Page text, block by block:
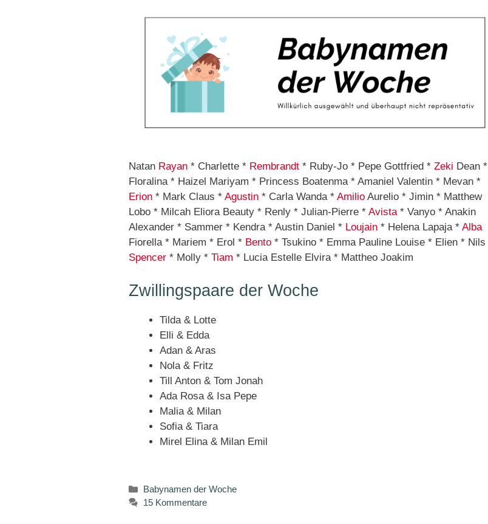
Natan Rayan * Charlette * Rembrandt * Ruby-Jo * Pepe Gottfried * Zeki Dean *
Floralina * Haizel Mariyam * Princess Boatenma * Amaniel Valentin * Mevan *
Erion * Mark Claus * Agustin * Carla Wanda * Amilio Aurelio * Jimin * Matthew
Lobo * Milcah Eliora Beauty * Renly * Julian-Pierre * Avista* Vanyo * Anakin
Alexander * Sammer * Kendra * Austin Daniel * Loujain * Helena Lapaja * Alba
Fiorella * Mariem * Erol * Bento * Tsukino * Emma Pauline Louise * Elien * Nils
Spencer * Molly * Tiam * Lucia Estelle Elvira * Mattheo Joakim
Zwillingspaare der Woche
Tilda & Lotte
Elli & Edda
Adan & Aras
Nola & Fritz
Till Anton & Tom Jonah
Ada Rosa & Isa Pepe
Malia & Milan
Sofia & Tiara
Mirel Elina & Milan Emil
Kategorien
Babynamen der Woche
15 Kommentare